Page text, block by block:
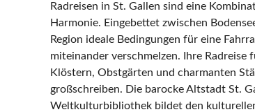
Radreisen in St. Gallen sind eine
Harmonie. Eingebettet zwischen
Region ideale Bedingungen für eine
miteinander verschmelzen. Ihre
Klöstern, Obstgärten und charmanten
großschreiben. Die barocke Altstadt St.
Weltkulturbibliothek bildet den